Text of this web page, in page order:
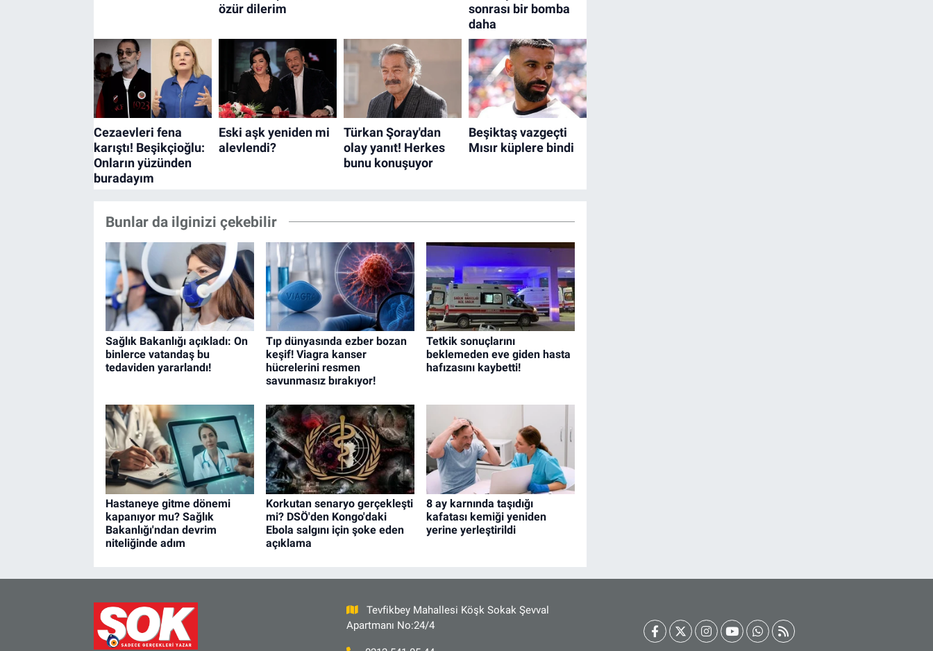
Bunlar da ilginizi çekebilir
Sağlık Bakanlığı açıkladı: On
binlerce vatandaş bu
tedaviden yararlandı!
Tıp dünyasında ezber bozan
keşif! Viagra kanser
hücrelerini resmen
savunmasız bırakıyor!
Tetkik sonuçlarını
beklemeden eve giden hasta
hafızasını kaybetti!
Hastaneye gitme dönemi
kapanıyor mu? Sağlık
Bakanlığı'ndan devrim
niteliğinde adım
Korkutan senaryo gerçekleşti
mi? DSÖ'den Kongo'daki
Ebola salgını için şoke eden
açıklama
8 ay karnında taşıdığı
kafatası kemiği yeniden
yerine yerleştirildi
Tevfikbey Mahallesi Köşk Sokak Şevval
Apartmanı No:24/4